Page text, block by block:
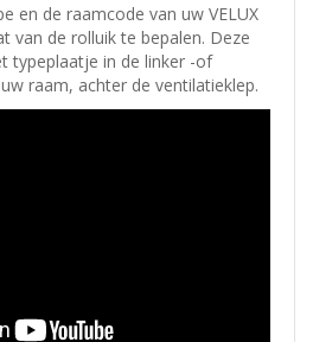
en de raamcode van uw VELUX
van de rolluik te bepalen. Deze
typeplaatje in de linker -of
raam, achter de ventilatieklep.